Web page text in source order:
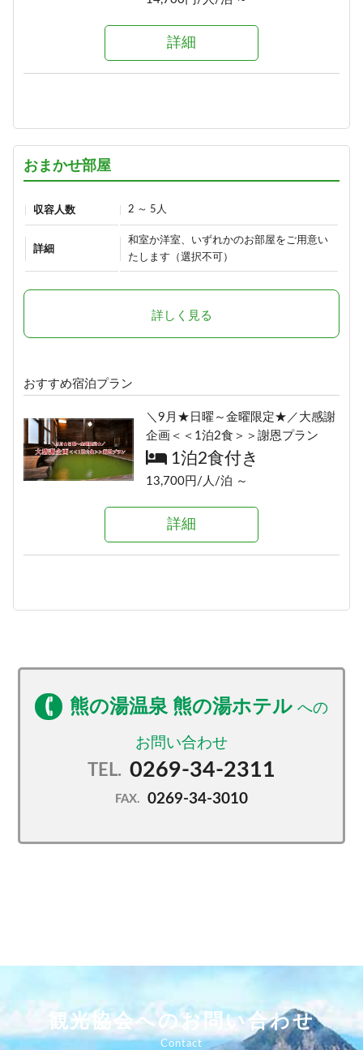
18,900円/人/泊 ～
≪1泊朝食付きプラン≫自由気まま
にレイトチェックインOK♪
朝食のみ
13,500円/人/泊 ～
詳細
素泊まり
12,000円/人/泊 ～
詳細
おまかせ部屋
収容人数 2 ～ 5人
詳細
和室か洋室、いずれかのお部屋をご用意い
たします（選択不可）
詳しく見る
おすすめ宿泊プラン
＼9月★日曜～金曜限定★／大感謝
企画＜＜1泊2食＞＞謝恩プラン
1泊2食付き
13,700円/人/泊 ～
詳細
熊の湯温泉 熊の湯ホテル
TEL. 0269-34-2311
FAX. 0269-34-3010
観光協会へのお問い合わせ